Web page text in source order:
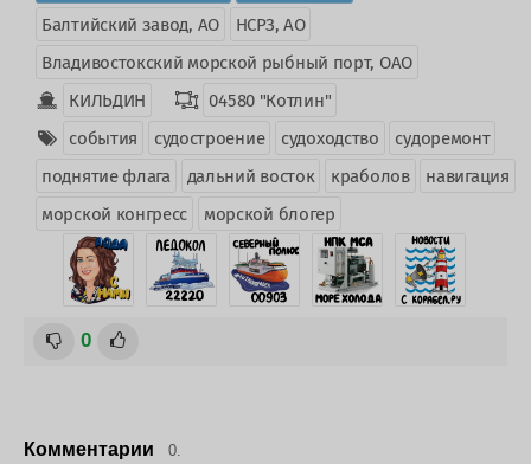
Балтийский завод, АО
НСРЗ, АО
Владивостокский морской рыбный порт, ОАО
КИЛЬДИН
04580 "Котлин"
события
судостроение судоходство
судоремонт
поднятие флага
дальний восток краболов
навигация
морской конгресс
морской блогер
0
Комментарии 0.